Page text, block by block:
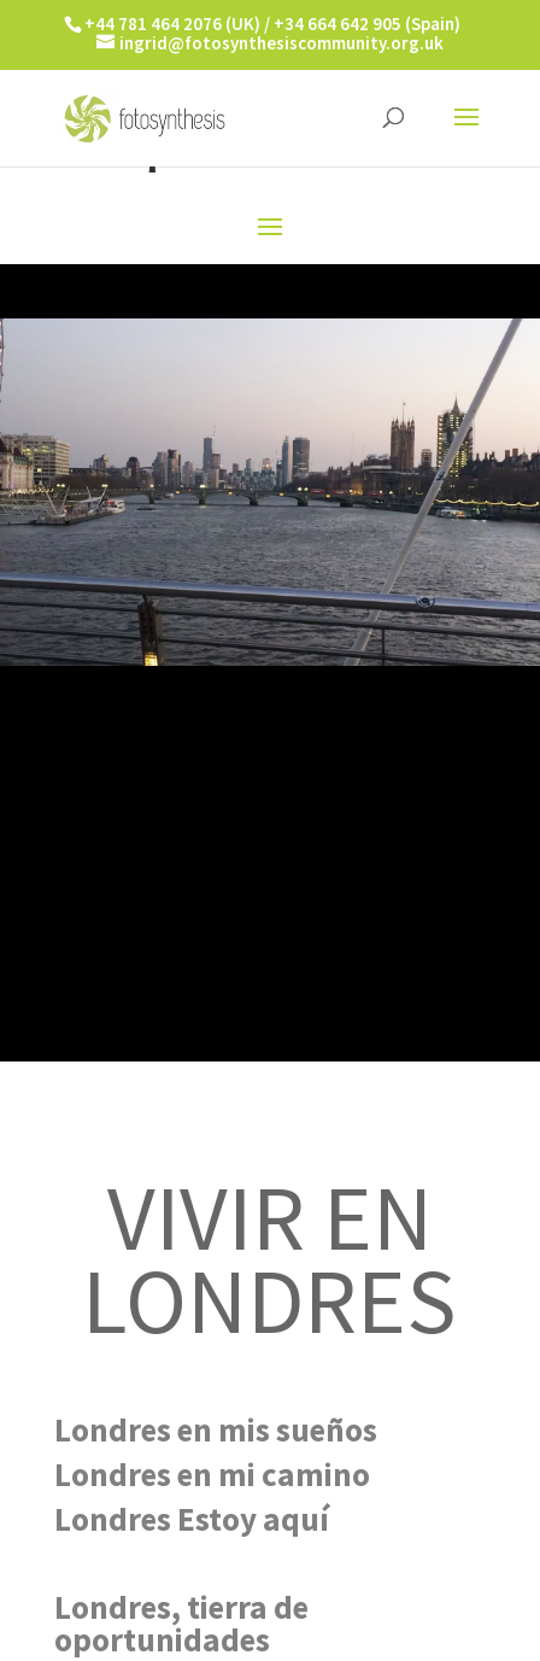
+44 781 464 2076 (UK) / +34 664 642 905 (Spain)
ingrid@fotosynthesiscommunity.org.uk
¡IMAGINA ESTO!
VIVIR EN
LONDRES
Londres en mis sueños
Londres en mi camino
Londres Estoy aquí
Londres, tierra de
oportunidades